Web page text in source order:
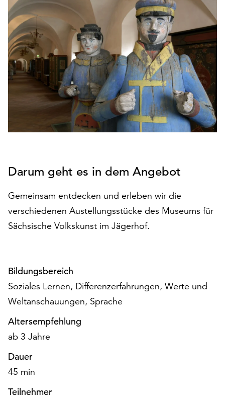
den
Betrieb
der
Seite
notwendig
sind
(funktionale
Cookies),
lediglich
Statistikzwecken
werden.
Klicken
Sie
um
alle
zu
akzeptieren.
Sie
können
Ihr
Einverständnis
jederzeit
ändern
Darum geht es in dem Angebot
Gemeinsam entdecken und erleben wir die
verschiedenen Austellungsstücke des Museums für
Sächsische Volkskunst im Jägerhof.
Bildungsbereich
Soziales Lernen, Differenzerfahrungen, Werte und
Weltanschauungen, Sprache
Altersempfehlung
ab 3 Jahre
Dauer
45 min
Teilnehmer